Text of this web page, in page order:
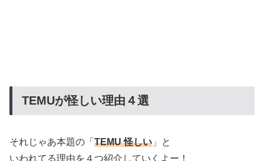
TEMUが怪しい理由４選
それじゃあ本題の「 TEMU 怪しい 」と
いわれてる理由を４つ紹介していくよー！